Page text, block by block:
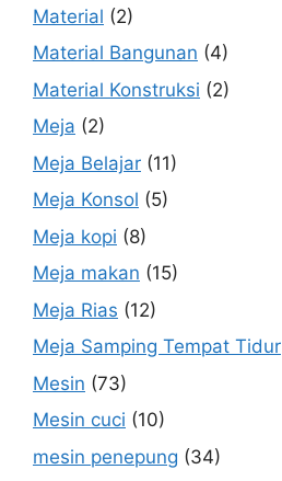
Material (2)
Material Bangunan (4)
Material Konstruksi (2)
Meja (2)
Meja Belajar (11)
Meja Konsol (5)
Meja kopi (8)
Meja makan (15)
Meja Rias (12)
Meja Samping Tempat Tidur
Mesin (73)
Mesin cuci (10)
mesin penepung (34)